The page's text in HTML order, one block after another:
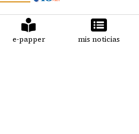
e-papper mis noticias